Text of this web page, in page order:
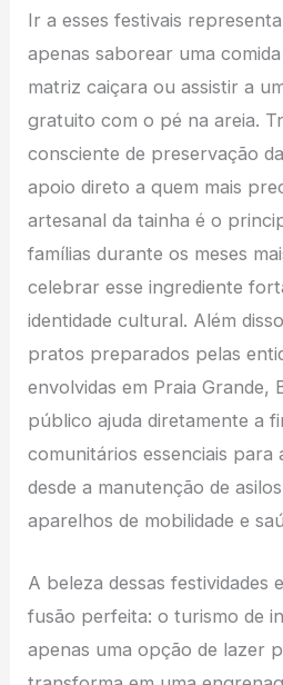
Ir a esses festivais
apenas saborear uma
matriz caiçara ou assistir a
gratuito com o pé na areia.
consciente de preservação
apoio direto a quem mais
artesanal da tainha é o
famílias durante os meses
celebrar esse ingrediente
identidade cultural. Além
pratos preparados pelas
envolvidas em Praia Grande,
público ajuda diretamente a
comunitários essenciais
desde a manutenção de
aparelhos de mobilidade e
A beleza dessas festividades
fusão perfeita: o turismo de
apenas uma opção de lazer